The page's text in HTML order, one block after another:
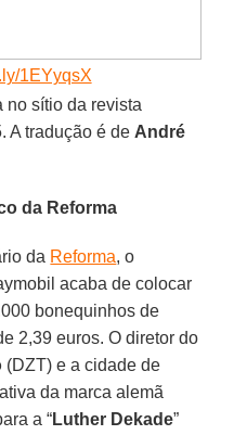
1EYyqsX
no sítio da revista
A tradução é de André
da Reforma
da Reforma, o
acaba de colocar
bonequinhos de
2,39 euros. O diretor do
(DZT) e a cidade de
da marca alemã
a “Luther Dekade”